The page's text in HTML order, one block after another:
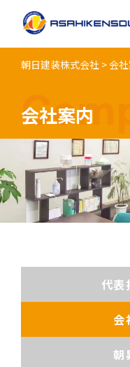
朝日建装株式会社 >会
会社案内
代表
会
朝